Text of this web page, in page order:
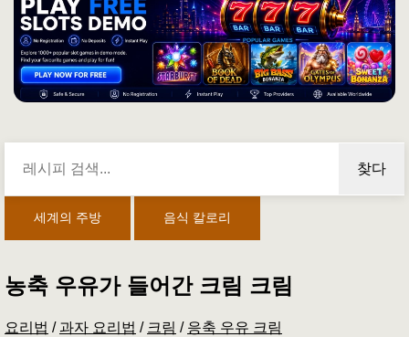
찾다
세계의 주방 음식 칼로리
농축 우유가 들어간 크림 크림
요리법 / 과자 요리법 / 크림 / 응축 우유 크림